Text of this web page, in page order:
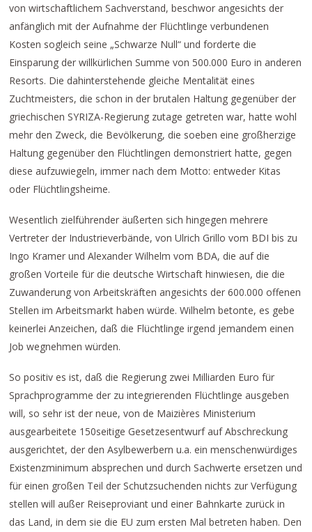
von wirtschaftlichem Sachverstand, beschwor angesichts der
anfänglich mit der Aufnahme der Flüchtlinge verbundenen
Kosten sogleich seine „Schwarze Null“ und forderte die
Einsparung der willkürlichen Summe von 500.000 Euro in anderen
Resorts. Die dahinterstehende gleiche Mentalität eines
Zuchtmeisters, die schon in der brutalen Haltung gegenüber der
griechischen SYRIZA-Regierung zutage getreten war, hatte wohl
mehr den Zweck, die Bevölkerung, die soeben eine großherzige
Haltung gegenüber den Flüchtlingen demonstriert hatte, gegen
diese aufzuwiegeln, immer nach dem Motto: entweder Kitas
oder Flüchtlingsheime.
Wesentlich zielführender äußerten sich hingegen mehrere
Vertreter der Industrieverbände, von Ulrich Grillo vom BDI bis zu
Ingo Kramer und Alexander Wilhelm vom BDA, die auf die
großen Vorteile für die deutsche Wirtschaft hinwiesen, die die
Zuwanderung von Arbeitskräften angesichts der 600.000 offenen
Stellen im Arbeitsmarkt haben würde. Wilhelm betonte, es gebe
keinerlei Anzeichen, daß die Flüchtlinge irgend jemandem einen
Job wegnehmen würden.
So positiv es ist, daß die Regierung zwei Milliarden Euro für
Sprachprogramme der zu integrierenden Flüchtlinge ausgeben
will, so sehr ist der neue, von de Maizières Ministerium
ausgearbeitete 150seitige Gesetzesentwurf auf Abschreckung
ausgerichtet, der den Asylbewerbern u.a. ein menschenwürdiges
Existenzminimum absprechen und durch Sachwerte ersetzen und
für einen großen Teil der Schutzsuchenden nichts zur Verfügung
stellen will außer Reiseproviant und einer Bahnkarte zurück in
das Land, in dem sie die EU zum ersten Mal betreten haben. Den